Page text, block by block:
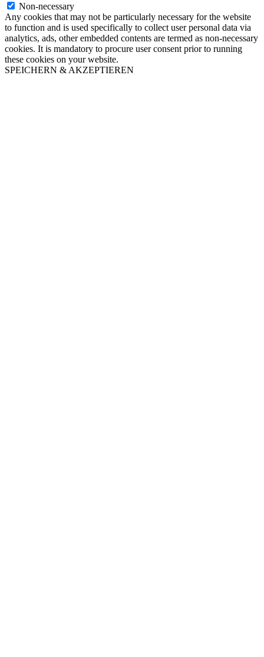
Non-necessary
Any cookies that may not be particularly necessary for the website
to function and is used specifically to collect user personal data via
analytics, ads, other embedded contents are termed as non-necessary
cookies. It is mandatory to procure user consent prior to running
these cookies on your website.
SPEICHERN & AKZEPTIEREN